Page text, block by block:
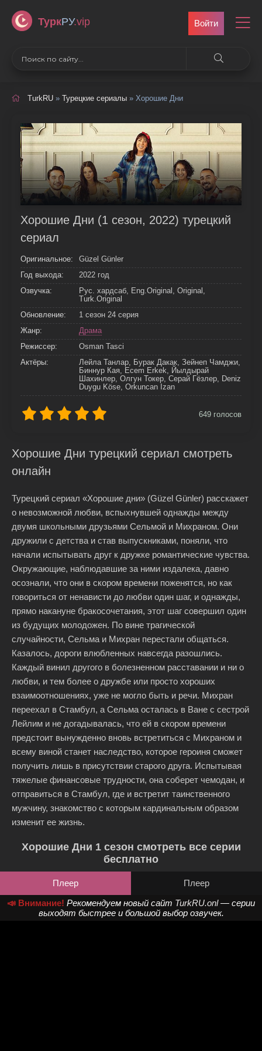
ТуркРУ.vip Войти
TurkRU » Турецкие сериалы » Хорошие Дни
Хорошие Дни (1 сезон, 2022) турецкий
сериал
Оригинальное:
Güzel Günler
Год выхода:
2022 год
Озвучка:
Рус. хардсаб, Eng.Original, Original,
Turk.Original
Обновление:
1 сезон 24 серия
Жанр:
Драма
Режиссер:
Osman Tasci
Актёры:
Лейла Танлар, Бурак Дакак, Зейнеп Чамджи,
Биннур Кая, Ecem Erkek, Йылдырай
Шахинлер, Олгун Токер, Серай Гёзлер, Deniz
Duygu Köse, Orkuncan Izan
649 голосов
Хорошие Дни турецкий сериал смотреть
онлайн
Турецкий сериал «Хорошие дни» (Güzel Günler) расскажет
о невозможной любви, вспыхнувшей однажды между
двумя школьными друзьями Сельмой и Михраном. Они
дружили с детства и став выпускниками, поняли, что
начали испытывать друг к дружке романтические чувства.
Окружающие, наблюдавшие за ними издалека, давно
осознали, что они в скором времени поженятся, но как
говориться от ненависти до любви один шаг, и однажды,
прямо накануне бракосочетания, этот шаг совершил один
из будущих молодожен. По вине трагической
случайности, Сельма и Михран перестали общаться.
Казалось, дороги влюбленных навсегда разошлись.
Каждый винил другого в болезненном расставании и ни о
любви, и тем более о дружбе или просто хороших
взаимоотношениях, уже не могло быть и речи. Михран
переехал в Стамбул, а Сельма осталась в Ване с сестрой
Лейлим и не догадывалась, что ей в скором времени
предстоит вынужденно вновь встретиться с Михраном и
всему виной станет наследство, которое героиня сможет
получить лишь в присутствии старого друга. Испытывая
тяжелые финансовые трудности, она соберет чемодан, и
отправиться в Стамбул, где и встретит таинственного
мужчину, знакомство с которым кардинальным образом
изменит ее жизнь.
Хорошие Дни 1 сезон смотреть все серии
бесплатно
Плеер
Плеер
📣 Внимание! Рекомендуем новый сайт TurkRU.onl— серии
выходят быстрее и большой выбор озвучек.